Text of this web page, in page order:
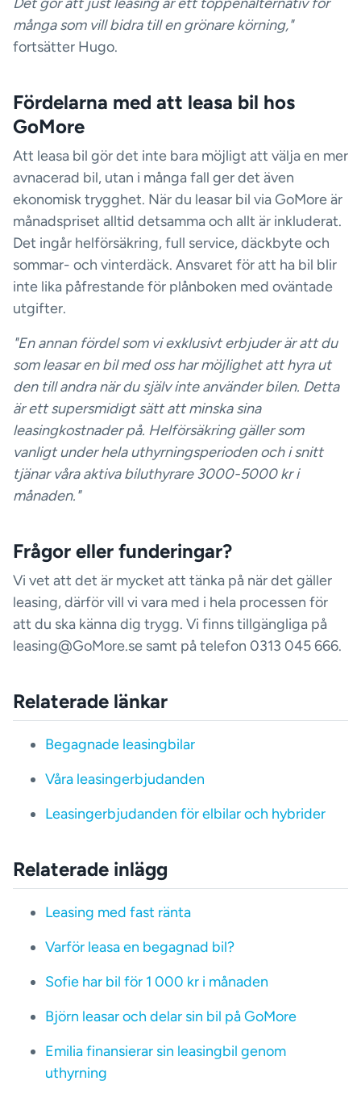
många som vill bidra till en grönare körning,"
fortsätter Hugo.
Fördelarna med att leasa bil hos
GoMore
Att leasa bil gör det inte bara möjligt att välja en mer
avnacerad bil, utan i många fall ger det även
ekonomisk trygghet. När du leasar bil via GoMore är
månadspriset alltid detsamma och allt är inkluderat.
Det ingår helförsäkring, full service, däckbyte och
sommar- och vinterdäck. Ansvaret för att ha bil blir
inte lika påfrestande för plånboken med oväntade
utgifter.
"En annan fördel som vi exklusivt erbjuder är att du
som leasar en bil med oss har möjlighet att hyra ut
den till andra när du själv inte använder bilen. Detta
är ett supersmidigt sätt att minska sina
leasingkostnader på. Helförsäkring gäller som
vanligt under hela uthyrningsperioden och i snitt
tjänar våra aktiva biluthyrare 3000-5000 kr i
månaden."
Frågor eller funderingar?
Vi vet att det är mycket att tänka på när det gäller
leasing, därför vill vi vara med i hela processen för
att du ska känna dig trygg. Vi finns tillgängliga på
leasing@GoMore.se samt på telefon 0313 045 666.
Relaterade länkar
Begagnade leasingbilar
Våra leasingerbjudanden
Leasingerbjudanden för elbilar och hybrider
Relaterade inlägg
Leasing med fast ränta
Varför leasa en begagnad bil?
Sofie har bil för 1 000 kr i månaden
Björn leasar och delar sin bil på GoMore
Emilia finansierar sin leasingbil genom
uthyrning